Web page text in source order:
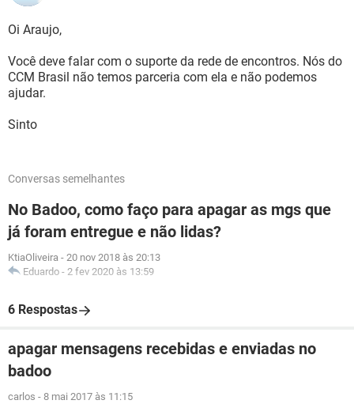
Oi Araujo,
Você deve falar com o suporte da rede de encontros. Nós do
CCM Brasil não temos parceria com ela e não podemos
ajudar.
Sinto
Conversas semelhantes
No Badoo, como faço para apagar as mgs que
já foram entregue e não lidas?
KtiaOliveira - 20 nov 2018 às 20:13
Eduardo - 2 fev 2020 às 13:59
6 Respostas
apagar mensagens recebidas e enviadas no
badoo
carlos - 8 mai 2017 às 11:15